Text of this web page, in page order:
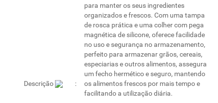
Descrição
para manter os seus ingredientes
organizados e frescos. Com uma tampa
de rosca prática e uma colher com pega
magnética de silicone, oferece facilidade
no uso e segurança no armazenamento,
perfeito para armazenar grãos, cereais,
especiarias e outros alimentos, assegura
um fecho hermético e seguro, mantendo
os alimentos frescos por mais tempo e
facilitando a utilização diária.